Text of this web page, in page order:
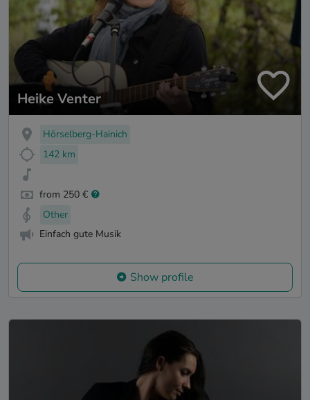
Heike Venter
Hörselberg-Hainich
142 km
from 250 €
Other
Einfach gute Musik
Show profile